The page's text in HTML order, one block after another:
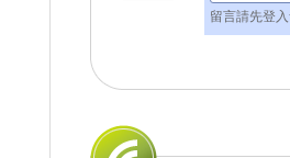
留言請先登